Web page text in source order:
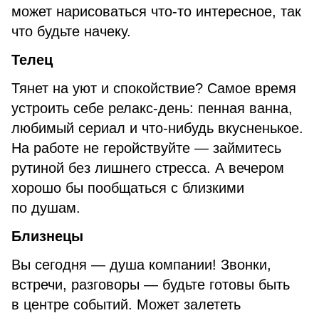
может нарисоваться что-то интересное, так
что будьте начеку.
Телец
Тянет на уют и спокойствие? Самое время
устроить себе релакс-день: пенная ванна,
любимый сериал и что-нибудь вкусненькое.
На работе не геройствуйте — займитесь
рутиной без лишнего стресса. А вечером
хорошо бы пообщаться с близкими
по душам.
Близнецы
Вы сегодня — душа компании! Звонки,
встречи, разговоры — будьте готовы быть
в центре событий. Может залететь